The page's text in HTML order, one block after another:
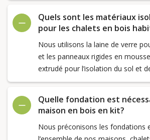
Quels sont les matériaux
pour les chalets en bois
Nous utilisons la laine de verre
et les panneaux rigides en
extrudé pour l’isolation du sol et
Quelle fondation est
maison en bois en kit?
Nous préconisons les fondations